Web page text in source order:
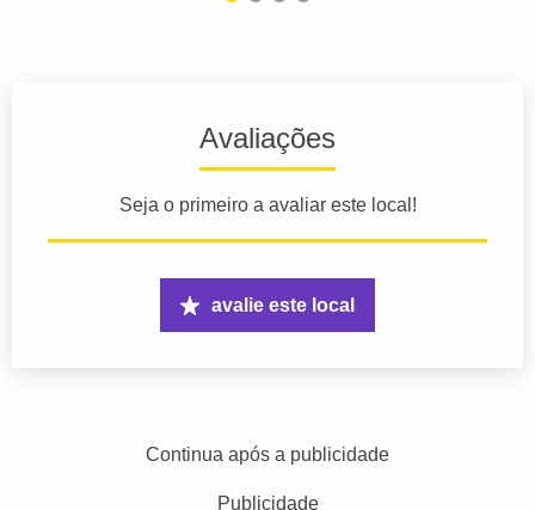
Avaliações
Seja o primeiro a avaliar este local!
avalie este local
Continua após a publicidade
Publicidade